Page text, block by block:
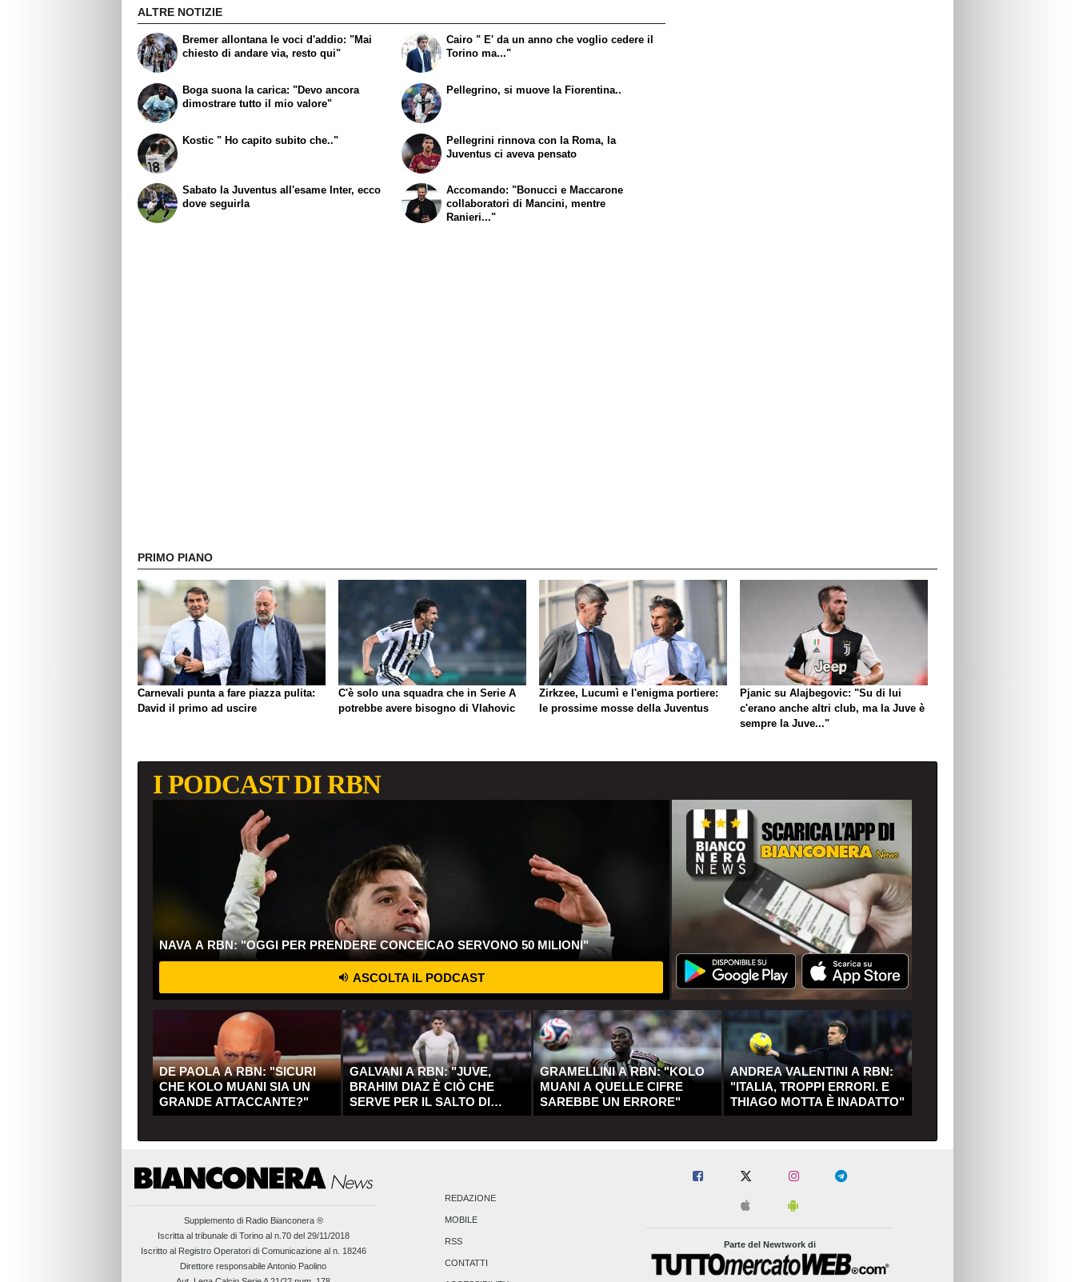
ALTRE NOTIZIE
Bremer allontana le voci d'addio: "Mai
chiesto di andare via, resto qui"
Boga suona la carica: "Devo ancora
dimostrare tutto il mio valore"
Cairo " E' da un anno che voglio cedere il
Torino ma..."
Pellegrino, si muove la Fiorentina..
Kostic " Ho capito subito che.."
Sabato la Juventus all'esame Inter, ecco
dove seguirla
Pellegrini rinnova con la Roma, la
Juventus ci aveva pensato
Accomando: "Bonucci e Maccarone
collaboratori di Mancini, mentre
Ranieri..."
PRIMO PIANO
Carnevali punta a fare piazza pulita:
David il primo ad uscire
C'è solo una squadra che in Serie A
potrebbe avere bisogno di Vlahovic
Zirkzee, Lucumì e l'enigma portiere:
le prossime mosse della Juventus
Pjanic su Alajbegovic: "Su di lui
c'erano anche altri club, ma la Juve è
sempre la Juve..."
I PODCAST DI RBN
NAVA A RBN: "OGGI PER PRENDERE CONCEICAO SERVONO 50 MILIONI"
ASCOLTA IL PODCAST
DE PAOLA A RBN: "SICURI
CHE KOLO MUANI SIA UN
GRANDE ATTACCANTE?"
GALVANI A RBN: "JUVE,
BRAHIM DIAZ È CIÒ CHE
SERVE PER IL SALTO DI
QUALITÀ"
GRAMELLINI A RBN: "KOLO
MUANI A QUELLE CIFRE
SAREBBE UN ERRORE"
ANDREA VALENTINI A RBN:
"ITALIA, TROPPI ERRORI. E
THIAGO MOTTA È INADATTO"
Supplemento di Radio Bianconera ®
Iscritta al tribunale di Torino al n.70 del 29/11/2018
Iscritto al Registro Operatori di Comunicazione al n. 18246
Direttore responsabile Antonio Paolino
REDAZIONE
MOBILE
RSS
CONTATTI
Parte del Newtwork di